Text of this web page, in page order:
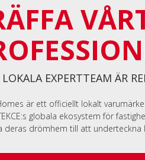
EXPERTTEAM ÄR
är ett officiellt lokalt
globala ekosystem för
deras drömhem till att